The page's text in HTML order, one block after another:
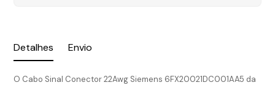
Detalhes Envio
O Cabo Sinal Conector 22Awg Siemens 6FX20021DC001AA5 da